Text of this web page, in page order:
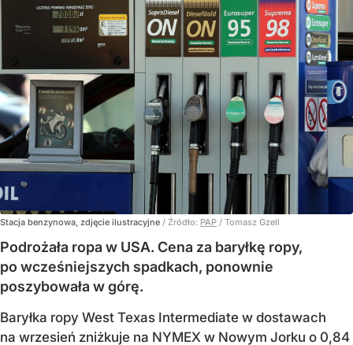
Stacja benzynowa, zdjęcie ilustracyjne / Źródło: PAP / Tomasz Gzell
Podrożała ropa w USA. Cena za baryłkę ropy,
po wcześniejszych spadkach, ponownie
poszybowała w górę.
Baryłka ropy West Texas Intermediate w dostawach
na wrzesień zniżkuje na NYMEX w Nowym Jorku o 0,84